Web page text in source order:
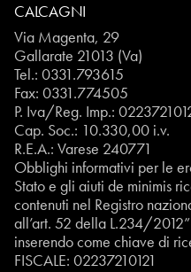
CALCAGNI
Via Magenta, 29
Gallarate 21013 (Va)
Tel.: 0331.793615
Fax: 0331.774505
P. Iva/Reg. Imp.:
Cap. Soc.: 10.330,00 i.v.
R.E.A.: Varese 240771
Obblighi informativi per le
Stato e gli aiuti de minimis
contenuti nel Registro
all’art. 52 della L.234/
inserendo come chiave di
FISCALE: 02237210121